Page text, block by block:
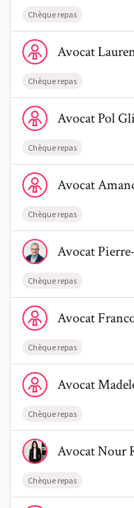
Chèque repas
Voir le profil de
Avocat
Chèque repas
Voir le profil de AvocatPol
AvocatPol
Chèque repas
Voir le profil de
Avocat
Chèque repas
Voir le profil de
Avocat
Chèque repas
Voir le profil de
Avocat
Chèque repas
Voir le profil de
Avocat
Chèque repas
Voir le profil de
AvocatNour
Chèque repas
Voir le profil de